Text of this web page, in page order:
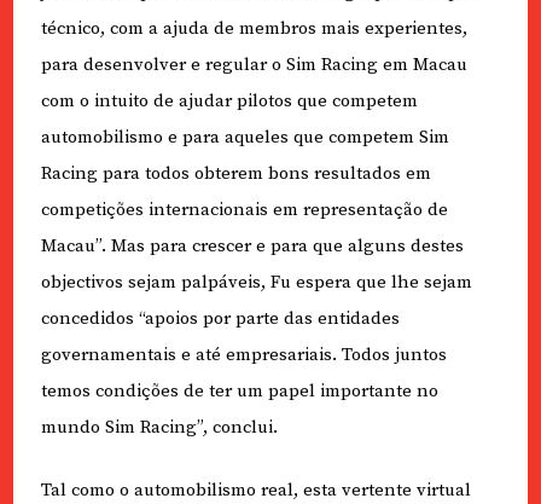
técnico, com a ajuda de membros mais experientes,
para desenvolver e regular o Sim Racing em Macau
com o intuito de ajudar pilotos que competem
automobilismo e para aqueles que competem Sim
Racing para todos obterem bons resultados em
competições internacionais em representação de
Macau”. Mas para crescer e para que alguns destes
objectivos sejam palpáveis, Fu espera que lhe sejam
concedidos “apoios por parte das entidades
governamentais e até empresariais. Todos juntos
temos condições de ter um papel importante no
mundo Sim Racing”, conclui.
Tal como o automobilismo real, esta vertente virtual